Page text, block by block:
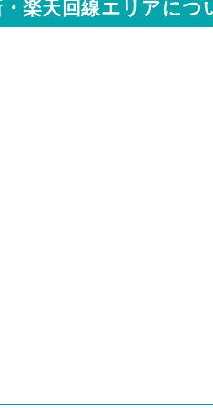
楽天回線エリアにつ